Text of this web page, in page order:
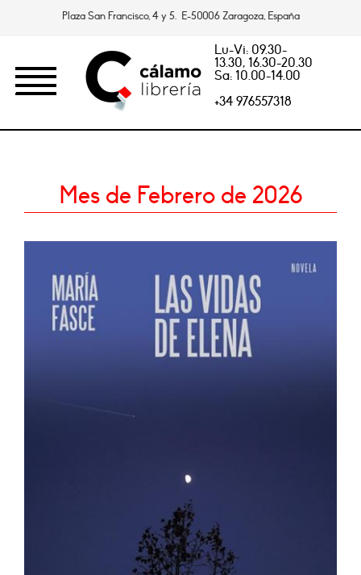
Plaza San Francisco, 4 y 5. E-50006 Zaragoza, España
Lu-Vi: 09.30-
13.30, 16.30-20.30
Sa: 10.00-14.00
+34 976557318
Mes de Febrero de 2026